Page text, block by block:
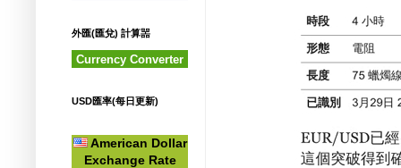
外匯(匯兌) 計算噐
Currency Converter
USD匯率(每日更新)
American Dollar
Exchange Rate